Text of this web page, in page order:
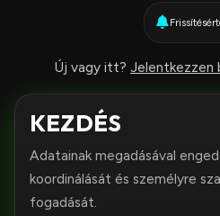
Új vagy itt? Jelentkezzen
KEZDÉS
Adatainak megadásával
koordinálását és személyre
fogadását.